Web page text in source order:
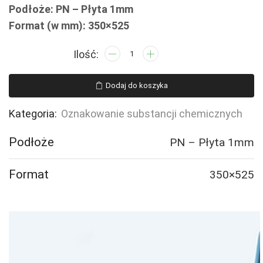
Podłoże: PN – Płyta 1mm
Format (w mm): 350×525
ilość
Drażniący
/
środek,
Dodaj do koszyka
Kategoria: Oznakowanie substancji chemicznych
Podłoże PN – Płyta 1mm
Format 350×525